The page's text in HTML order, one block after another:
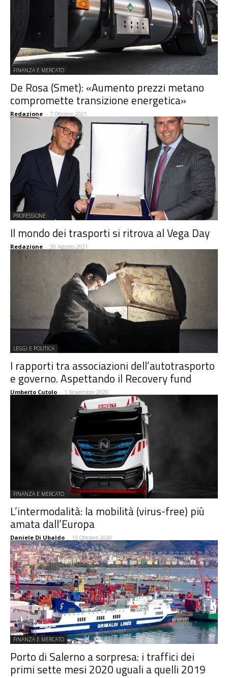
FINANZA E MERCATO
De Rosa (Smet): «Aumento prezzi metano
compromette transizione energetica»
Redazione - 7 Ottobre 2021
PROFESSIONE
Il mondo dei trasporti si ritrova al Vega Day
Redazione - 30 Agosto 2021
LEGGI E POLITICA
I rapporti tra associazioni dell’autotrasporto
e governo. Aspettando il Recovery fund
Umberto Cutolo - 1 Novembre 2020
FINANZA E MERCATO
L’intermodalità: la mobilità (virus-free) più
amata dall’Europa
Daniele Di Ubaldo - 15 Ottobre 2020
FINANZA E MERCATO
Porto di Salerno a sorpresa: i traffici dei
primi sette mesi 2020 uguali a quelli 2019